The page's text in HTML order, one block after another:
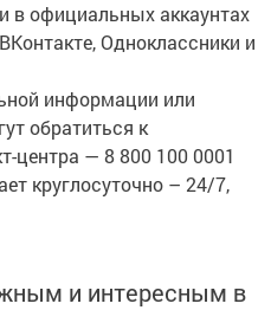
в официальных аккаунтах
Одноклассники и
информации или
обратиться к
центра — 8 800 100 0001
круглосуточно – 24/7,
и интересным в